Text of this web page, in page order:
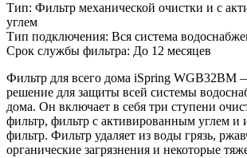
Тип: Фильтр механической очистки и с
углем
Тип подключения: Вся система
Срок службы фильтра: До 12 месяцев
Фильтр для всего дома iSpring WGB32BM
решение для защиты всей системы
дома. Он включает в себя три ступени
фильтр, фильтр с активированным углем
фильтр. Фильтр удаляет из воды грязь,
органические загрязнения и некоторые